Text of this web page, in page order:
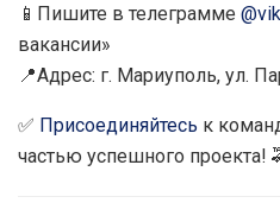
📱Пишите в телеграмме
вакансии»
📍Адрес: г. Мариуполь, ул.
✅ Присоединяйтесь к
частью успешного проекта!